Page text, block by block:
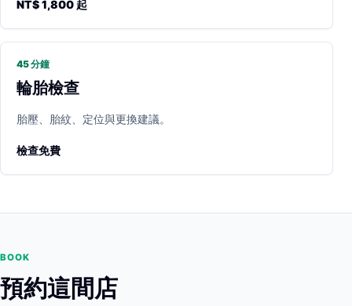
NT$ 1,800 起
45 分鐘
輪胎檢查
胎壓、胎紋、定位與更換建議。
檢查免費
BOOK
預約這間店